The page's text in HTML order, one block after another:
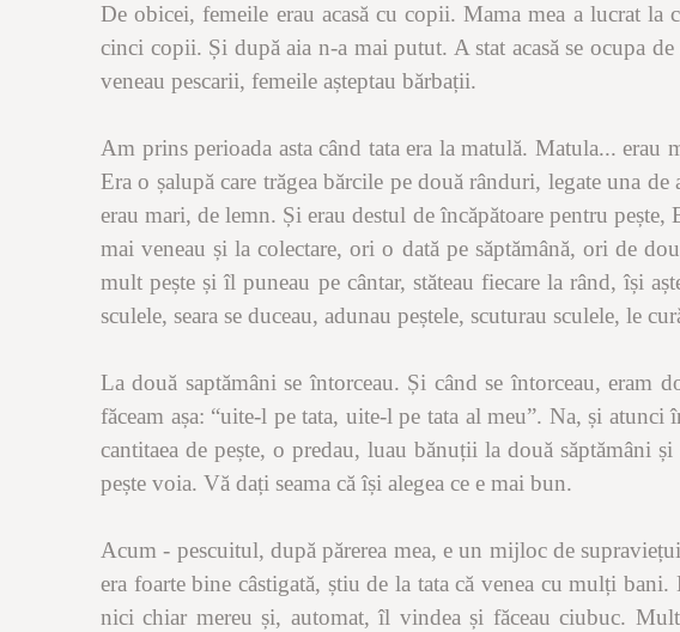
De obicei, femeile erau acasă cu copii. Mama mea a lucrat
cinci copii. Și după aia n-a mai putut. A stat acasă se ocupa de
veneau pescarii, femeile așteptau bărbații.
Am prins perioada asta când tata era la matulă. Matula...
Era o șalupă care trăgea bărcile pe două rânduri, legate una
erau mari, de lemn. Și erau destul de încăpătoare pentru
mai veneau și la colectare, ori o dată pe săptămână, ori de
mult pește și îl puneau pe cântar, stăteau fiecare la rând, își
sculele, seara se duceau, adunau peștele, scuturau sculele, le
La două saptămâni se întorceau. Și când se întorceau, eram
făceam așa: “uite-l pe tata, uite-l pe tata al meu”. Na, și atunci
cantitaea de pește, o predau, luau bănuții la două săptămâni
pește voia. Vă dați seama că își alegea ce e mai bun.
Acum - pescuitul, după părerea mea, e un mijloc de
era foarte bine câstigată, știu de la tata că venea cu mulți
nici chiar mereu și, automat, îl vindea și făceau ciubuc.